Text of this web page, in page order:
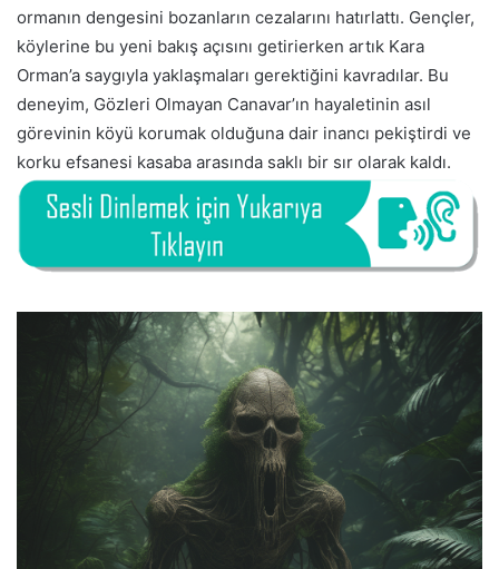
ormanın dengesini bozanların cezalarını hatırlattı. Gençler,
köylerine bu yeni bakış açısını geti­rierken artık Kara
Orman’a saygıyla yaklaşmaları gerektiğini kavradılar. Bu
deneyim, Gözleri Olmayan Canavar’ın hayaletinin asıl
görevinin köyü korumak olduğuna dair inancı pekiştirdi ve
korku efsanesi kasaba arasında saklı bir sır olarak kaldı.